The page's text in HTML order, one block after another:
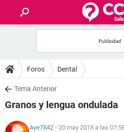
FOROS
SALUD
Foros Dental
Tema Anterior
Granos y lengua ondulada
Aye7842 - 20 may 2018 a las